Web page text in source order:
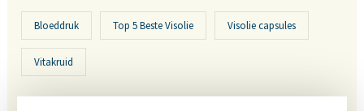
Bloeddruk Top 5 Beste Visolie Visolie capsules
Vitakruid